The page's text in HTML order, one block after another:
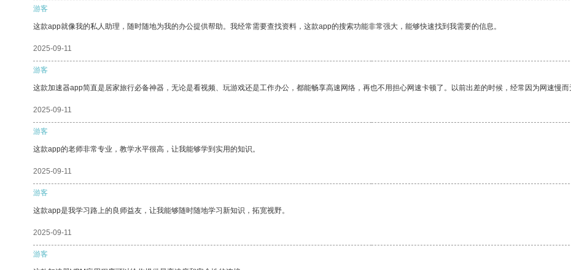
游客
这款app就像我的私人助理，随时随地为我的办公提供帮助。我经常需要查找资料，这款app的搜索功能非常强大，能够快速找到我需要的信息。
2025-09-11
游客
这款加速器app简直是居家旅行必备神器，无论是看视频、玩游戏还是工作办公，都能畅享高速网络，再也不用担心网速卡顿了。以前出差的时候，经常因为网速慢
2025-09-11
游客
这款app的老师非常专业，教学水平很高，让我能够学到实用的知识。
2025-09-11
游客
这款app是我学习路上的良师益友，让我能够随时随地学习新知识，拓宽视野。
2025-09-11
游客